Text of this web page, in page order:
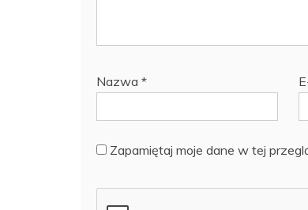
Nazwa *
Zapamiętaj moje dane w tej